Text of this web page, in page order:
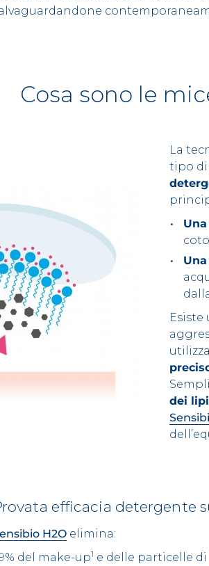
Cosa sono le
La
tipo di
dei
efficacia detergente
H2O elimina:
del make-up1 e delle particelle